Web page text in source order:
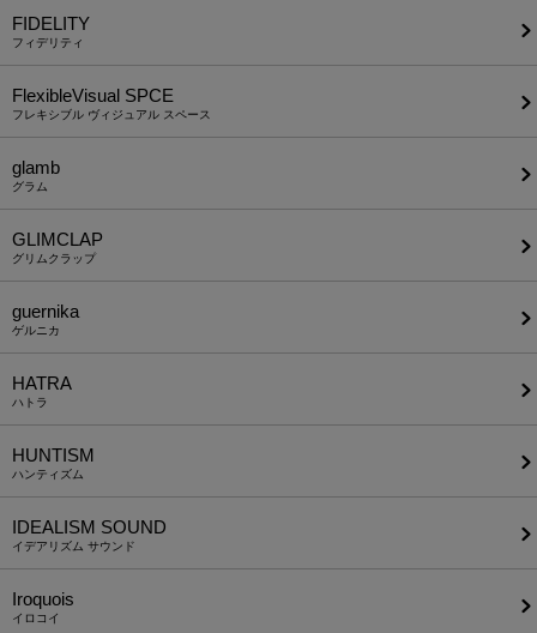
FIDELITY
フィデリティ
FlexibleVisual SPCE
フレキシブル ヴィジュアル スペース
glamb
グラム
GLIMCLAP
グリムクラップ
guernika
ゲルニカ
HATRA
ハトラ
HUNTISM
ハンティズム
IDEALISM SOUND
イデアリズム サウンド
Iroquois
イロコイ